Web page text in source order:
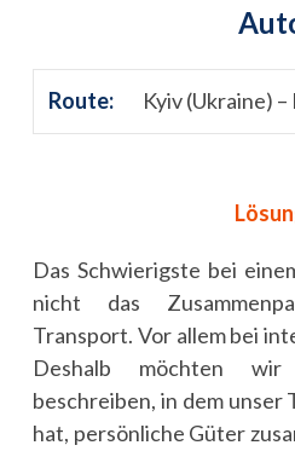
Route: Kyiv (Ukraine)
Das Schwierigste bei
nicht das
Transport. Vor allem bei
Deshalb möchten
beschreiben, in dem unser
hat, persönliche Güter